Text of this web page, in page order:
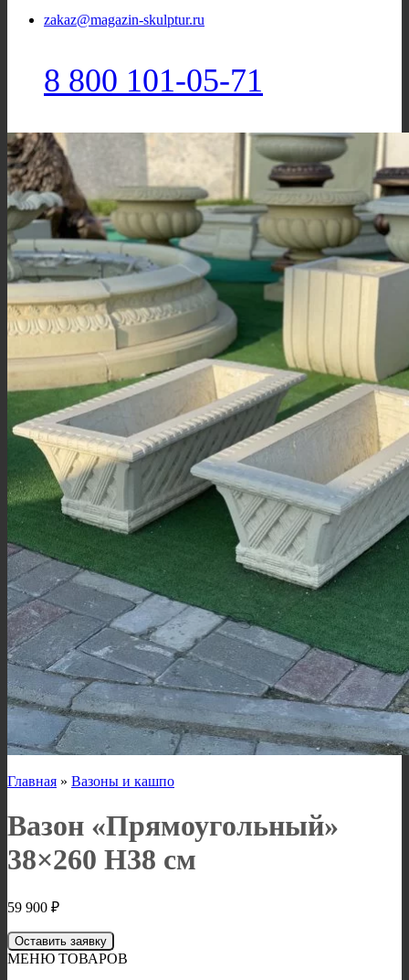
zakaz@magazin-skulptur.ru
8 800 101-05-71
Главная » Вазоны и кашпо
Вазон «Прямоугольный»
38×260 H38 см
59 900 ₽
Оставить заявку
МЕНЮ ТОВАРОВ